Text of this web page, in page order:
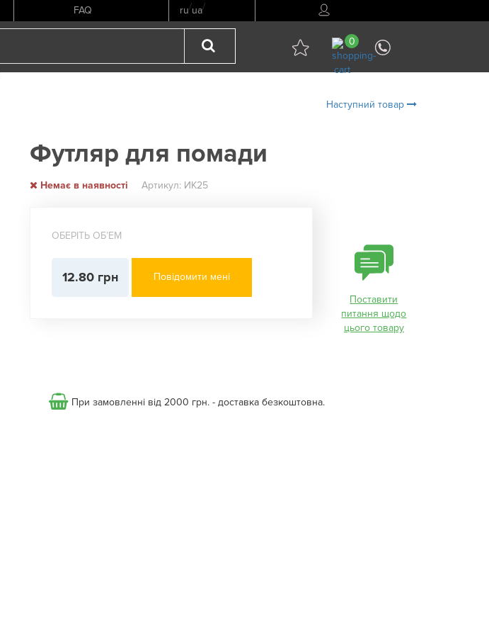
FAQ ru/ua/
0
Наступний товар
Футляр для помади
Немає в наявності Артикул: ИК25
ОБЕРІТЬ ОБʼЕМ
12.80 грн
Повідомити мені
Поставити
питання щодо
цього товару
При замовленні від 2000 грн. - доставка безкоштовна.